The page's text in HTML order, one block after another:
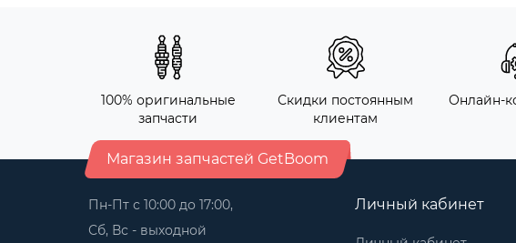
100% оригинальные
запчасти
Скидки постоянным
клиентам
Онлайн-
Магазин запчастей GetBoom
Пн-Пт с 10:00 до 17:00,
Сб, Вс - выходной
Личный кабинет